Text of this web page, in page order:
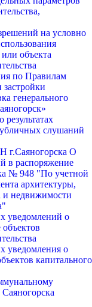
на условно
объекта
по Правилам
застройки
генерального
слушаний
г.Саяногорска О
в распоряжение
№ 948 "По учетной
архитектуры,
и недвижимости
уведомлений о
уведомления о
капитального
Саяногорска